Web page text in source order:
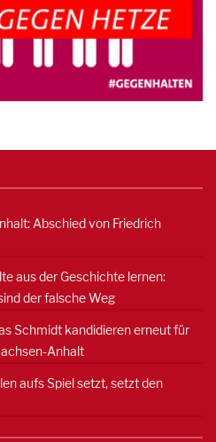
Abschied von Friedrich
aus der Geschichte lernen:
der falsche Weg
Schmidt kandidieren erneut für
Anhalt
aufs Spiel setzt, setzt den